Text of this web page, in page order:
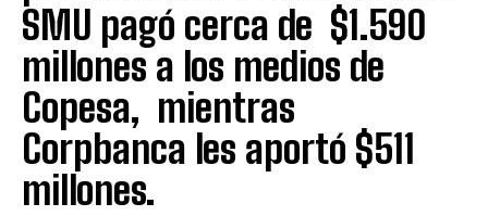
SMU pagó cerca de $1.590
millones a los medios de
Copesa, mientras
Corpbanca les aportó $511
millones.